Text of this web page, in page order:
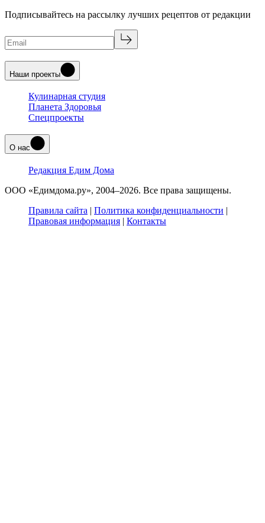
Подписывайтесь на рассылку лучших рецептов от редакции
Наши проекты
Кулинарная студия
Планета Здоровья
Спецпроекты
О нас
Редакция Едим Дома
ООО «Едимдома.ру», 2004–2026. Все права защищены.
Правила сайта | Политика конфиденциальности |
Правовая информация | Контакты